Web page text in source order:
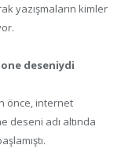
yazışmaların kimler
deseniydi
önce, internet
deseni adı altında